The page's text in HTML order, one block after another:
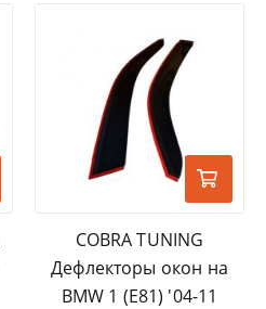
COBRA TUNING
Дефлекторы окон на
BMW 1 (E81) '04-11